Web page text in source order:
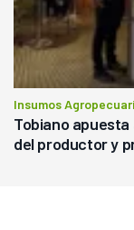
Insumos
Tobiano
del productor y